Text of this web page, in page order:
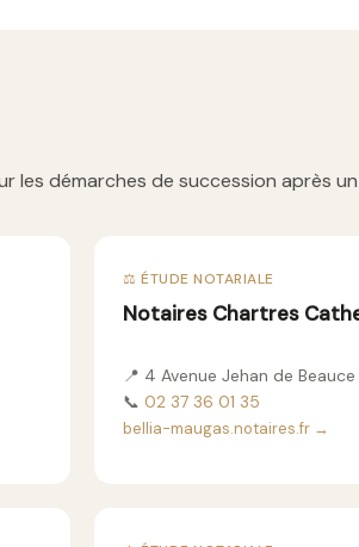
les démarches de succession après
⚖️ ÉTUDE NOTARIALE
Notaires Chartres
📍 4 Avenue Jehan de
📞 02 37 36 01 35
bellia-maugas.notaires.fr →